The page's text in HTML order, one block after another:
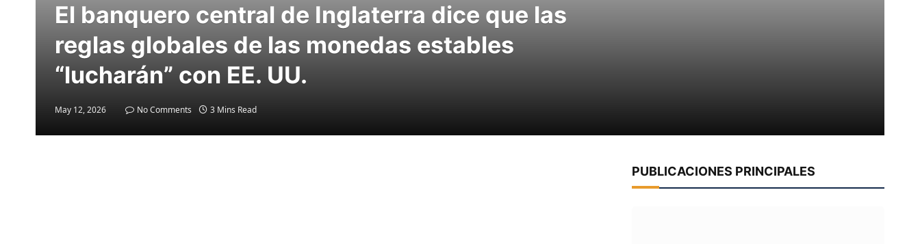
El banquero central de Inglaterra dice que las
reglas globales de las monedas estables
“lucharán” con EE. UU.
May 12, 2026 No Comments 3 Mins Read
PUBLICACIONES PRINCIPALES